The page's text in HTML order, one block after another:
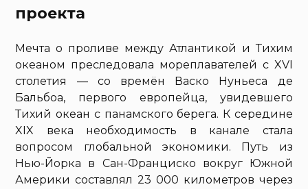
проекта
Мечта о проливе между Атлантикой и Тихим
океаном преследовала мореплавателей с XVI
столетия — со времён Васко Нуньеса де
Бальбоа, первого европейца, увидевшего
Тихий океан с панамского берега. К середине
XIX века необходимость в канале стала
вопросом глобальной экономики. Путь из
Нью-Йорка в Сан-Франциско вокруг Южной
Америки составлял 23 000 километров через